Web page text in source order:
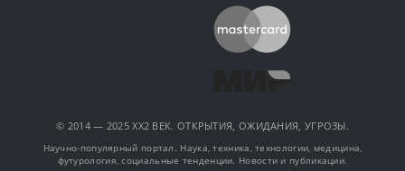
© 2014 — 2025 XX2 ВЕК. ОТКРЫТИЯ, ОЖИДАНИЯ, УГРОЗЫ.
Научно-популярный портал. Наука, техника, технологии, медицина,
футурология, социальные тенденции. Новости и публикации.